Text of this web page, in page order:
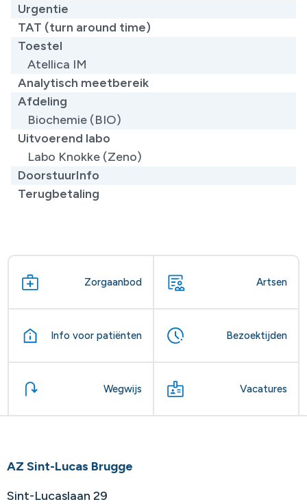
Urgentie
TAT (turn around time)
Toestel
Atellica IM
Analytisch meetbereik
Afdeling
Biochemie (BIO)
Uitvoerend labo
Labo Knokke (Zeno)
DoorstuurInfo
Terugbetaling
Zorgaanbod Artsen
Info voor patiënten Bezoektijden
Wegwijs Vacatures
AZ Sint-Lucas Brugge
Sint-Lucaslaan 29